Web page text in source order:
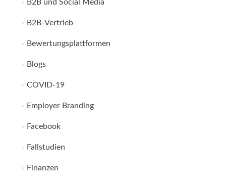
B2B und Social Media
B2B-Vertrieb
Bewertungsplattformen
Blogs
COVID-19
Employer Branding
Facebook
Fallstudien
Finanzen